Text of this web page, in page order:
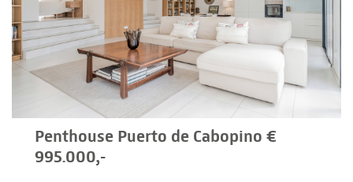
Penthouse Puerto de Cabopino €
995.000,-